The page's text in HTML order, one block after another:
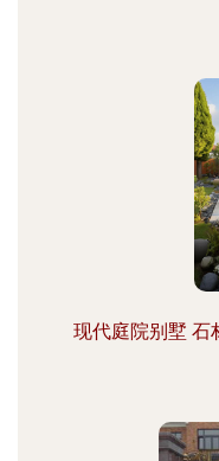
现代庭院别墅 石